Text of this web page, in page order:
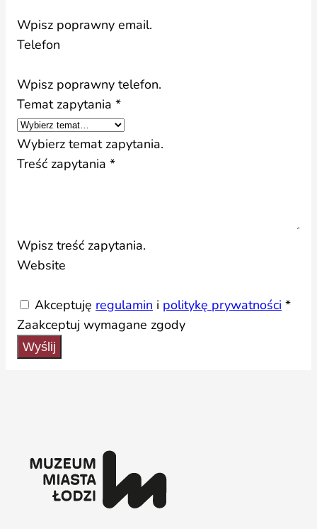
Wpisz poprawny email.
Telefon
Wpisz poprawny telefon.
Temat zapytania *
Wybierz temat zapytania.
Treść zapytania *
Wpisz treść zapytania.
Website
Akceptuję regulamin i politykę prywatności *
Zaakceptuj wymagane zgody
Wyślij